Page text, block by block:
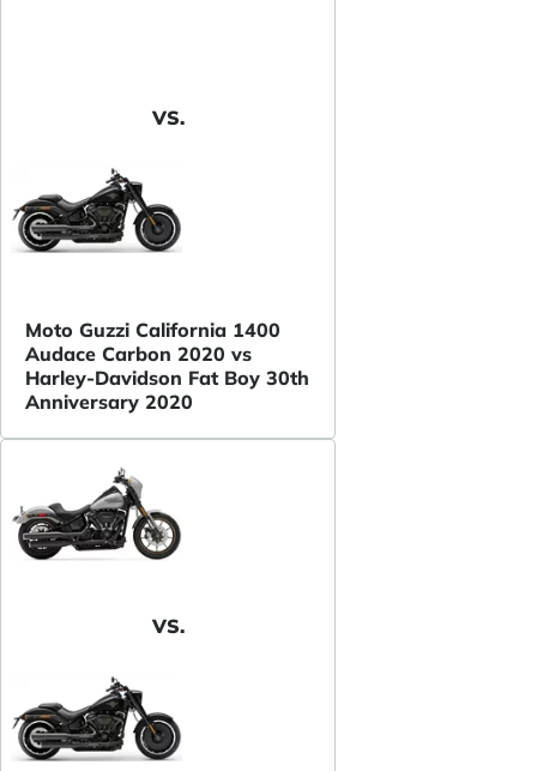
VS.
Moto Guzzi California 1400
Audace Carbon 2020 vs
Harley-Davidson Fat Boy 30th
Anniversary 2020
VS.